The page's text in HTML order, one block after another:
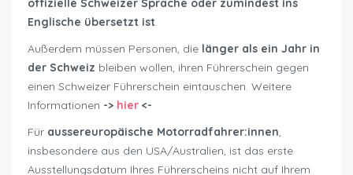
offizielle Schweizer Sprache oder zumindest ins
Englische übersetzt ist.
Außerdem müssen Personen, die länger als ein Jahr in
der Schweiz bleiben wollen, ihren Führerschein gegen
einen Schweizer Führerschein eintauschen. Weitere
Informationen -> hier <-
Für aussereuropäische Motorradfahrer:innen,
insbesondere aus den USA/Australien, ist das erste
Ausstellungsdatum Ihres Führerscheins nicht auf Ihrem